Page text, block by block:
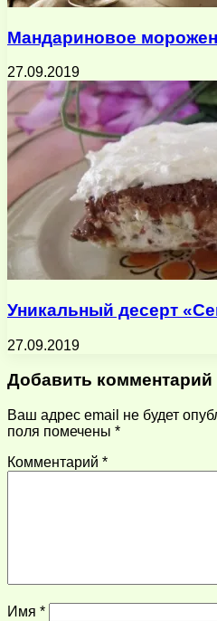
Мандариновое
27.09.2019
Уникальный десерт
27.09.2019
Добавить комментарий
Ваш адрес email не будет
поля помечены *
Комментарий *
Имя *